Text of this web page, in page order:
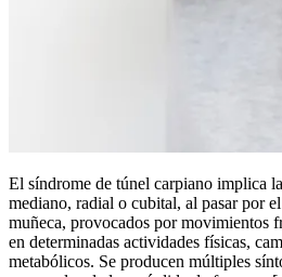
El síndrome de túnel carpiano implica
mediano, radial o cubital, al pasar por
muñeca, provocados por movimientos
en determinadas actividades físicas,
metabólicos. Se producen múltiples